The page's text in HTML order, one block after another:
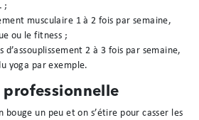
;
musculaire 1 à 2 fois par semaine,
ou le fitness ;
d’assouplissement 2 à 3 fois par semaine,
yoga par exemple.
professionnelle
bouge un peu et on s’étire pour casser les